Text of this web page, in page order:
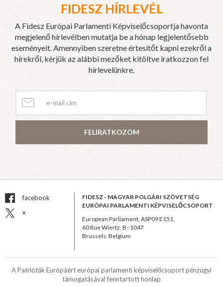
FIDESZ HÍRLEVÉL
A Fidesz Európai Parlamenti Képviselőcsoportja havonta
megjelenő hírlevélben mutatja be a hónap legjelentősebb
eseményeit. Amennyiben szeretne értesítőt kapni ezekről a
hírekről, kérjük az alábbi mezőket kitöltve iratkozzon fel
hírlevelünkre.
FELIRATKOZOM
facebook
x
FIDESZ - MAGYAR POLGÁRI SZÖVETSÉG
EURÓPAI PARLAMENTI KÉPVISELŐCSOPORT
European Parliament, ASP09 E151,
60 Rue Wiertz, B–1047
Brussels, Belgium
A Patrióták Európáért európai parlamenti képviselőcsoport pénzügyi
támogatásával fenntartott honlap